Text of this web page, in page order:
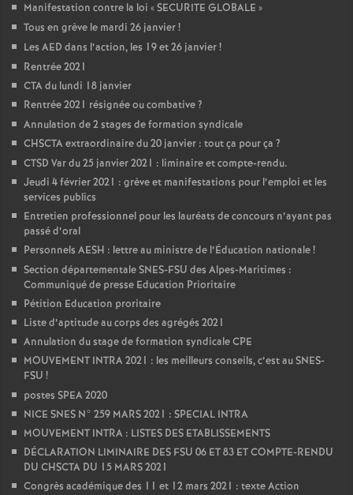
Manifestation contre la loi «SECURITE GLOBALE »
Tous en grève le mardi 26 janvier!
Les AED dans l’action, les 19 et 26 janvier!
Rentrée 2021
CTA du lundi 18 janvier
Rentrée 2021 résignée ou combative?
Annulation de 2 stages de formation syndicale
CHSCTA extraordinaire du 20 janvier : tout ça pour ça ?
CTSD Var du 25 janvier 2021 : liminaire et compte-rendu.
Jeudi 4 février 2021 : grève et manifestations pour l’emploi et les
services publics
Entretien professionnel pour les lauréats de concours n’ayant pas
passé d’oral
Personnels AESH : lettre au ministre de l’Éducation nationale!
Section départementale SNES-FSU des Alpes-Maritimes :
Communiqué de presse Education Prioritaire
Pétition Education proritaire
Liste d’aptitude au corps des agrégés 2021
Annulation du stage de formation syndicale CPE
MOUVEMENT INTRA 2021 : les meilleurs conseils, c’est au SNES-
FSU !
postes SPEA 2020
NICE SNES N° 259 MARS 2021 : SPECIAL INTRA
MOUVEMENT INTRA : LISTES DES ETABLISSEMENTS
DÉCLARATION LIMINAIRE DES FSU 06 ET 83 ET COMPTE-RENDU
DU CHSCTA DU 15 MARS 2021
Congrès académique des 11 et 12 mars 2021 : texte Action